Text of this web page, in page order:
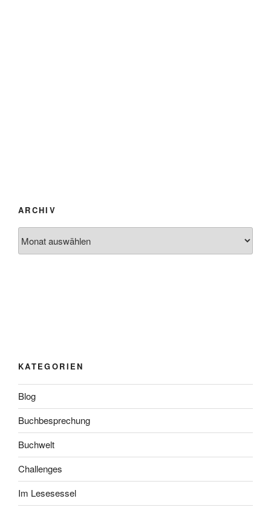
ARCHIV
KATEGORIEN
Blog
Buchbesprechung
Buchwelt
Challenges
Im Lesesessel